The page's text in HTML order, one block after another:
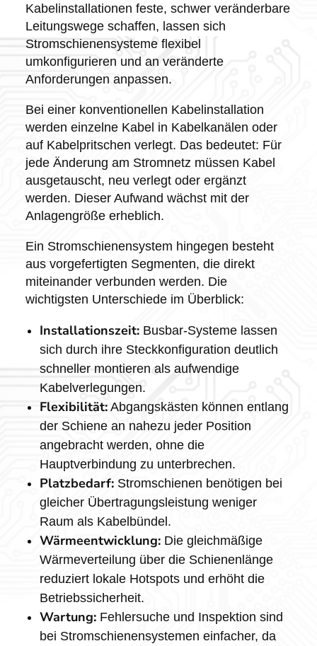
Kabelinstallationen feste, schwer veränderbare
Leitungswege schaffen, lassen sich
Stromschienensysteme flexibel
umkonfigurieren und an veränderte
Anforderungen anpassen.
Bei einer konventionellen Kabelinstallation
werden einzelne Kabel in Kabelkanälen oder
auf Kabelpritschen verlegt. Das bedeutet: Für
jede Änderung am Stromnetz müssen Kabel
ausgetauscht, neu verlegt oder ergänzt
werden. Dieser Aufwand wächst mit der
Anlagengröße erheblich.
Ein Stromschienensystem hingegen besteht
aus vorgefertigten Segmenten, die direkt
miteinander verbunden werden. Die
wichtigsten Unterschiede im Überblick:
Installationszeit:Busbar-Systeme lassen
sich durch ihre Steckkonfiguration deutlich
schneller montieren als aufwendige
Kabelverlegungen.
Flexibilität:Abgangskästen können entlang
der Schiene an nahezu jeder Position
angebracht werden, ohne die
Hauptverbindung zu unterbrechen.
Platzbedarf:Stromschienen benötigen bei
gleicher Übertragungsleistung weniger
Raum als Kabelbündel.
Wärmeentwicklung:Die gleichmäßige
Wärmeverteilung über die Schienenlänge
reduziert lokale Hotspots und erhöht die
Betriebssicherheit.
Wartung:Fehlersuche und Inspektion sind
bei Stromschienensystemen einfacher, da